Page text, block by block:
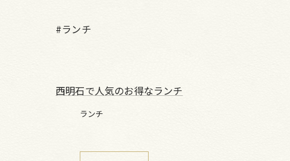
#ランチ
西明石で人気のお得なランチ
ランチ